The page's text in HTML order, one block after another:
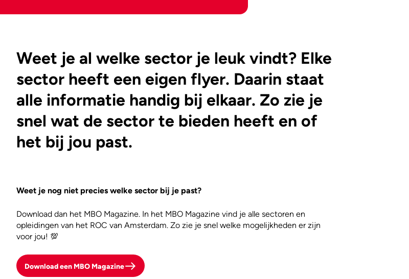
Weet je al welke sector je leuk vindt? Elke
sector heeft een eigen flyer. Daarin staat
alle informatie handig bij elkaar. Zo zie je
snel wat de sector te bieden heeft en of
het bij jou past.
Weet je nog niet precies welke sector bij je past?
Download dan het MBO Magazine. In het MBO Magazine vind je alle sectoren en
opleidingen van het ROC van Amsterdam. Zo zie je snel welke mogelijkheden er zijn
voor jou! 💯
Download een MBO Magazine